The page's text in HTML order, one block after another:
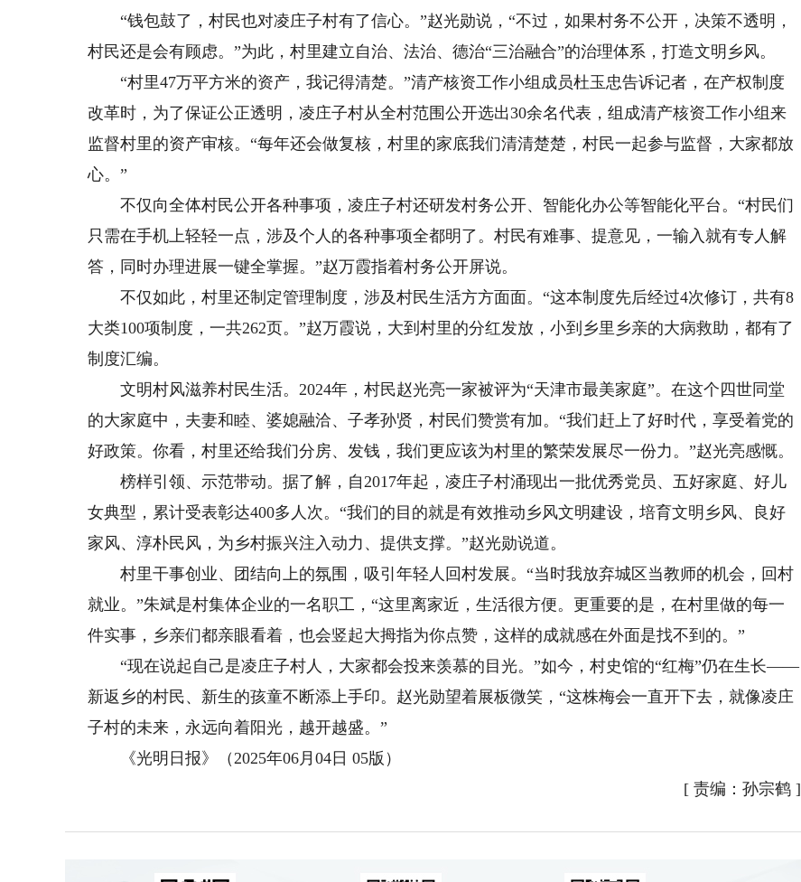
“钱包鼓了，村民也对凌庄子村有了信心。”赵光勋说，“不过，如果村务不公开，决策不透明，
村民还是会有顾虑。”为此，村里建立自治、法治、德治“三治融合”的治理体系，打造文明乡风。
“村里47万平方米的资产，我记得清楚。”清产核资工作小组成员杜玉忠告诉记者，在产权制度
改革时，为了保证公正透明，凌庄子村从全村范围公开选出30余名代表，组成清产核资工作小组来
监督村里的资产审核。“每年还会做复核，村里的家底我们清清楚楚，村民一起参与监督，大家都放
心。”
不仅向全体村民公开各种事项，凌庄子村还研发村务公开、智能化办公等智能化平台。“村民们
只需在手机上轻轻一点，涉及个人的各种事项全都明了。村民有难事、提意见，一输入就有专人解
答，同时办理进展一键全掌握。”赵万霞指着村务公开屏说。
不仅如此，村里还制定管理制度，涉及村民生活方方面面。“这本制度先后经过4次修订，共有8
大类100项制度，一共262页。”赵万霞说，大到村里的分红发放，小到乡里乡亲的大病救助，都有了
制度汇编。
文明村风滋养村民生活。2024年，村民赵光亮一家被评为“天津市最美家庭”。在这个四世同堂
的大家庭中，夫妻和睦、婆媳融洽、子孝孙贤，村民们赞赏有加。“我们赶上了好时代，享受着党的
好政策。你看，村里还给我们分房、发钱，我们更应该为村里的繁荣发展尽一份力。”赵光亮感慨。
榜样引领、示范带动。据了解，自2017年起，凌庄子村涌现出一批优秀党员、五好家庭、好儿
女典型，累计受表彰达400多人次。“我们的目的就是有效推动乡风文明建设，培育文明乡风、良好
家风、淳朴民风，为乡村振兴注入动力、提供支撑。”赵光勋说道。
村里干事创业、团结向上的氛围，吸引年轻人回村发展。“当时我放弃城区当教师的机会，回村
就业。”朱斌是村集体企业的一名职工，“这里离家近，生活很方便。更重要的是，在村里做的每一
件实事，乡亲们都亲眼看着，也会竖起大拇指为你点赞，这样的成就感在外面是找不到的。”
“现在说起自己是凌庄子村人，大家都会投来羡慕的目光。”如今，村史馆的“红梅”仍在生长——
新返乡的村民、新生的孩童不断添上手印。赵光勋望着展板微笑，“这株梅会一直开下去，就像凌庄
子村的未来，永远向着阳光，越开越盛。”
《光明日报》（2025年06月04日 05版）
[ 责编：孙宗鹤]